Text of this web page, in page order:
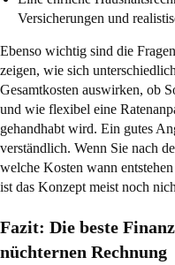
Versicherungen und
Ebenso wichtig sind die
zeigen, wie sich
Gesamtkosten auswirken, ob
und wie flexibel eine
gehandhabt wird. Ein gutes
verständlich. Wenn Sie nach
welche Kosten wann
ist das Konzept meist noch
Fazit: Die beste
nüchternen Rechnung